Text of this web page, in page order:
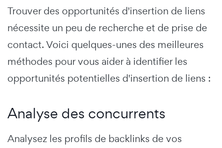
Trouver des opportunités d'insertion de liens
nécessite un peu de recherche et de prise de
contact. Voici quelques-unes des meilleures
méthodes pour vous aider à identifier les
opportunités potentielles d'insertion de liens :
Analyse des concurrents
Analysez les profils de backlinks de vos